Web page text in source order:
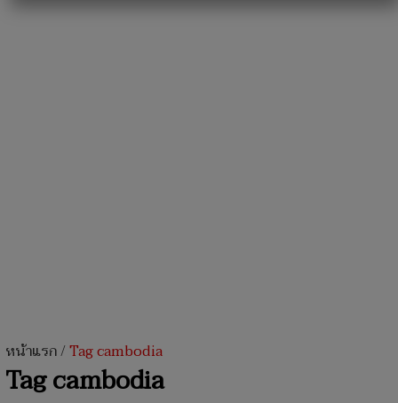
หน้าแรก/Tag cambodia
Tag cambodia